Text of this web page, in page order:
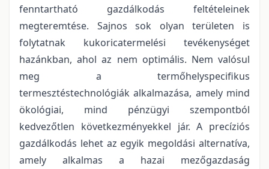
fenntartható gazdálkodás feltételeinek
megteremtése. Sajnos sok olyan területen is
folytatnak kukoricatermelési tevékenységet
hazánkban, ahol az nem optimális. Nem valósul
meg a termőhelyspecifikus
termesztéstechnológiák alkalmazása, amely mind
ökológiai, mind pénzügyi szempontból
kedvezőtlen következményekkel jár. A precíziós
gazdálkodás lehet az egyik megoldási alternatíva,
amely alkalmas a hazai mezőgazdaság